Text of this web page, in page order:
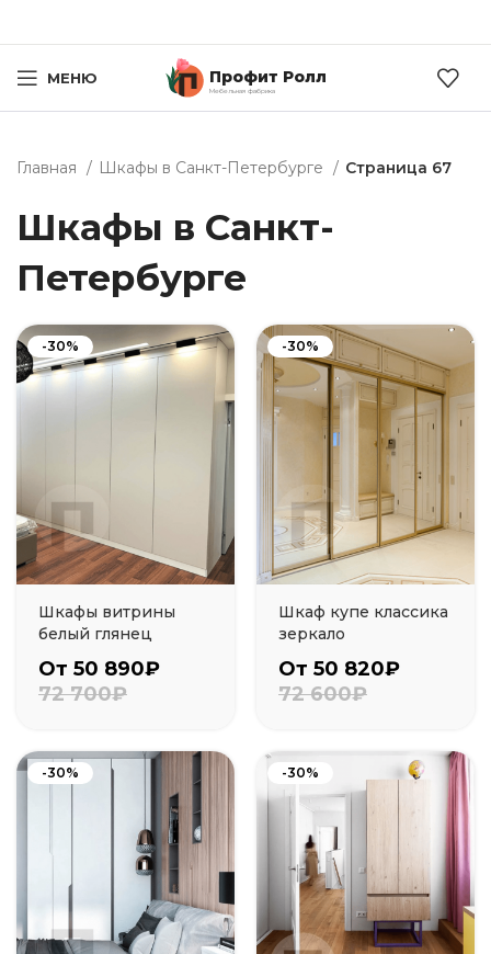
МЕНЮ Профит Ролл
Мебельная фабрика
Главная Шкафы в Санкт-Петербурге Страница 67
Шкафы в Санкт-
Петербурге
-30%
Шкафы витрины
белый глянец
От 50 890₽
72 700₽
-30%
Шкаф купе классика
зеркало
От 50 820₽
72 600₽
-30% -30%